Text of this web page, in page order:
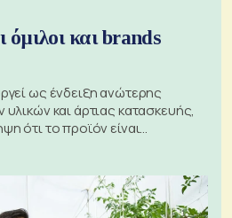
όμιλοι και brands
ως ένδειξη ανώτερης
και άρτιας κατασκευής,
ότι το προϊόν είναι